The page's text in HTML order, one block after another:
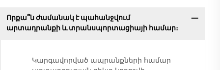
Որքա՞ն ժամանակ է պահանջվում
արտադրանքի և տրանսպորտացիայի համար։
Կարգավորված ապրանքների համար